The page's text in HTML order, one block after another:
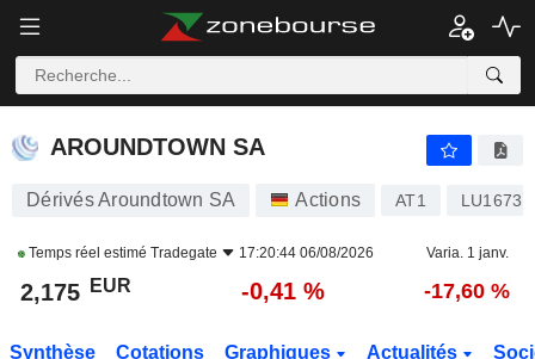
AROUNDTOWN SA
AROUNDTOWN SA
Dérivés Aroundtown SA Actions AT1
Temps réel estimé Tradegate 17:20:44 06/08/2026 Varia. 1 janv.
2,175 EUR -0,41 % -17,60 %
Synthèse Cotations Graphiques Actualités